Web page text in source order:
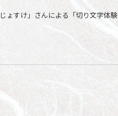
すけ」さんによる「切り文字体験